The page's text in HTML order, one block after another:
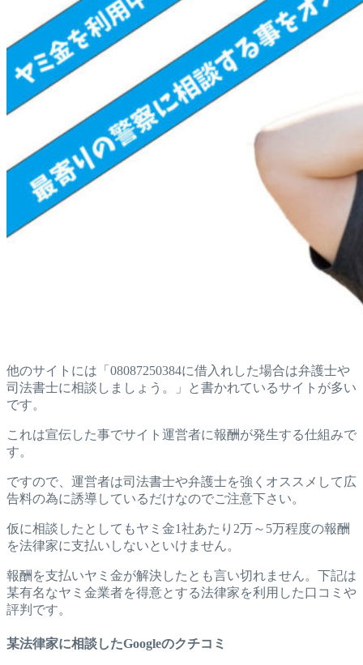
他のサイトには「08087250384に借入れした場合は弁護士や
司法書士に相談しましょう。」と書かれているサイトが多い
です。
これは宣伝した事でサイト運営者に報酬が発生する仕組みで
す。
ですので、運営者は司法書士や弁護士を強くオススメして広
告料の為に誘導しているだけなのでご注意下さい。
仮に相談したとしてもヤミ金1社あたり2万～5万程度の報酬
を法律家に支払いしないといけません。
報酬を支払いヤミ金が解決したとも言い切れません。下記は
某有名なヤミ金業者を得意とする法律家を利用した口コミや
評判です。
某法律家に相談したGoogleのクチコミ